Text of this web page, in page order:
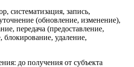
систематизация, запись,
(обновление, изменение),
передача (предоставление,
блокирование, удаление,
до получения от субъекта